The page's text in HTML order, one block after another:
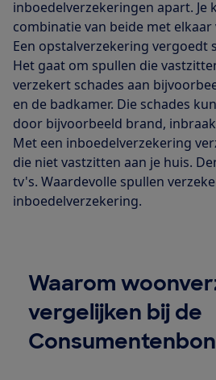
inboedelverzekeringen apart. Je
combinatie van beide met elkaar
Een opstalverzekering vergoedt
Het gaat om spullen die
verzekert schades aan
en de badkamer. Die schades
door bijvoorbeeld brand,
Met een inboedelverzekering
die niet vastzitten aan je huis.
tv's. Waardevolle spullen
inboedelverzekering.
Waarom
vergelijken bij de